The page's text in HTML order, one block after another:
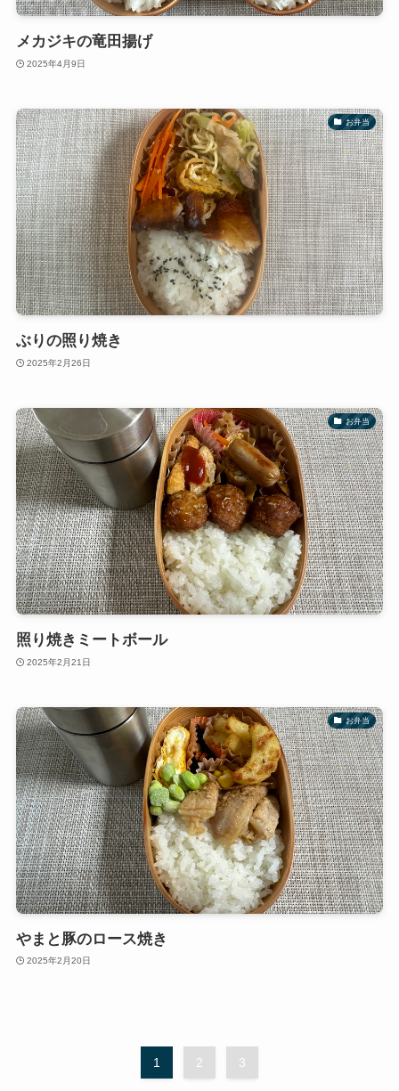
メカジキの竜田揚げ
2025年4月9日
お弁当
ぶりの照り焼き
2025年2月26日
お弁当
照り焼きミートボール
2025年2月21日
お弁当
やまと豚のロース焼き
2025年2月20日
1 2 3